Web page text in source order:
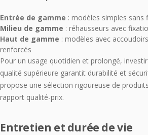
Entrée de gamme : modèles simples sans
Milieu de gamme : réhausseurs avec
Haut de gamme : modèles avec
renforcés
Pour un usage quotidien et prolongé,
qualité supérieure garantit durabilité et
propose une sélection rigoureuse de
rapport qualité-prix.
Entretien et durée de vie